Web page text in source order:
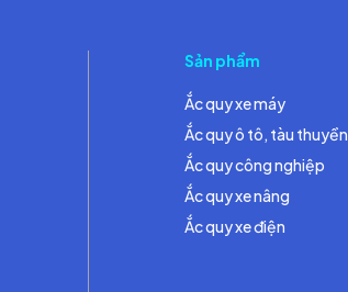
Sản phẩm
Ắc quy xe máy
Ắc quy ô tô, tàu thuyền
Ắc quy công nghiệp
Ắc quy xe nâng
Ắc quy xe điện